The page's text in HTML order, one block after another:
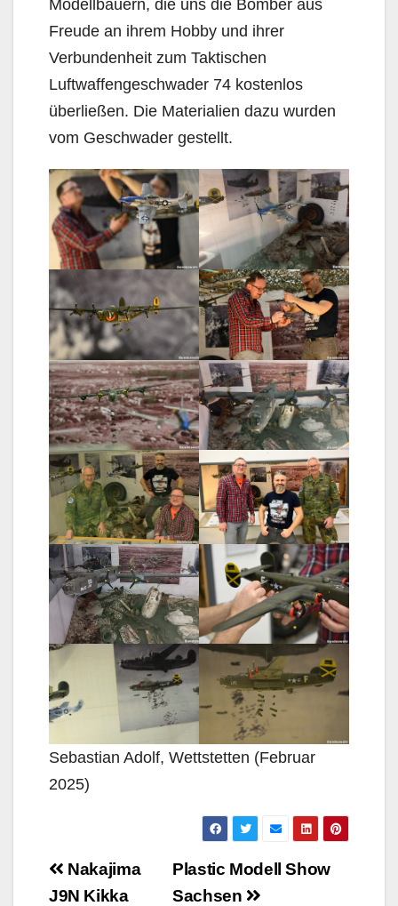
Modellbauern, die uns die Bomber aus
Freude an ihrem Hobby und ihrer
Verbundenheit zum Taktischen
Luftwaffengeschwader 74 kostenlos
überließen. Die Materialien dazu wurden
vom Geschwader gestellt.
Sebastian Adolf, Wettstetten (Februar
2025)
Beitragsnavigation
Plastic Modell Show
Sachsen
Nakajima
J9N Kikka